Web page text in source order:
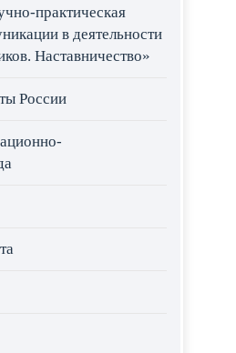
практическая
в деятельности
Наставничество»
России